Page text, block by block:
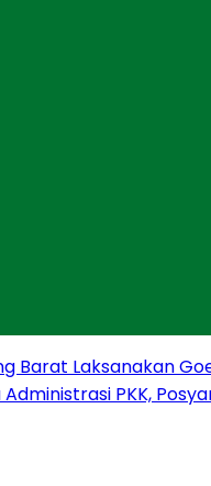
Barat Laksanakan
PKK,